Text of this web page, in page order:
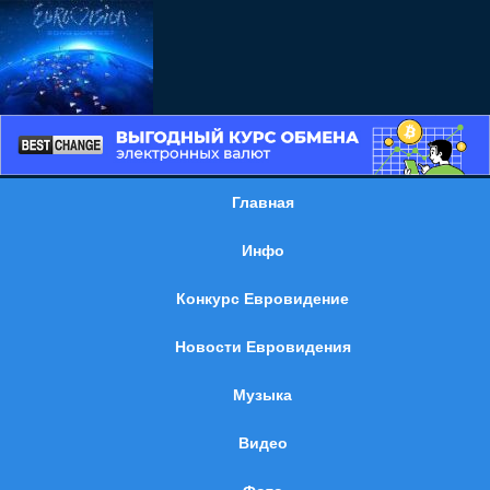
Главная
Инфо
Конкурс Евровидение
Новости Евровидения
Музыка
Видео